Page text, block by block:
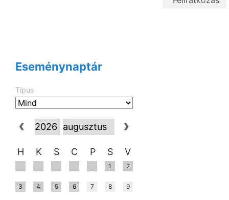
Eseménynaptár
Típus
H K S C P S V
1 2
3 4 5 6 7 8 9